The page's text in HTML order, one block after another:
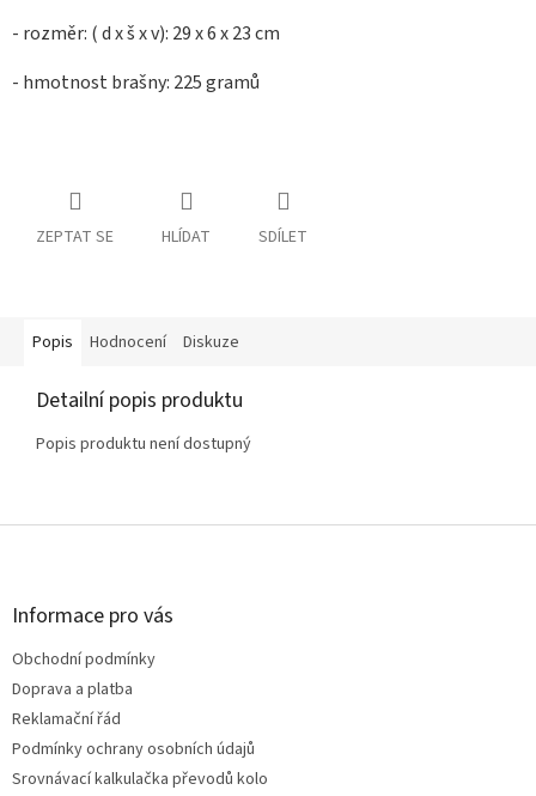
- rozměr: ( d x š x v): 29 x 6 x 23 cm
- hmotnost brašny: 225 gramů
ZEPTAT SE HLÍDAT SDÍLET
Popis Hodnocení Diskuze
Detailní popis produktu
Popis produktu není dostupný
Z
Informace pro vás
Obchodní podmínky
Doprava a platba
Reklamační řád
Podmínky ochrany osobních údajů
Srovnávací kalkulačka převodů kolo